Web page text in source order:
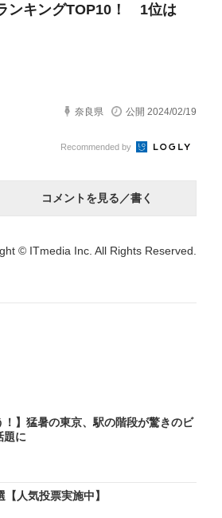
ンキングTOP10！ 1位は
奈良県 公開 2024/02/19
Recommended by
コメントを見る／書く
© ITmedia Inc. All Rights Reserved.
！】猛暑の東京、駅の階段が驚きのビ
題に
人気投票実施中】